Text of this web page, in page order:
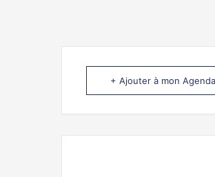
+ Ajouter à mon